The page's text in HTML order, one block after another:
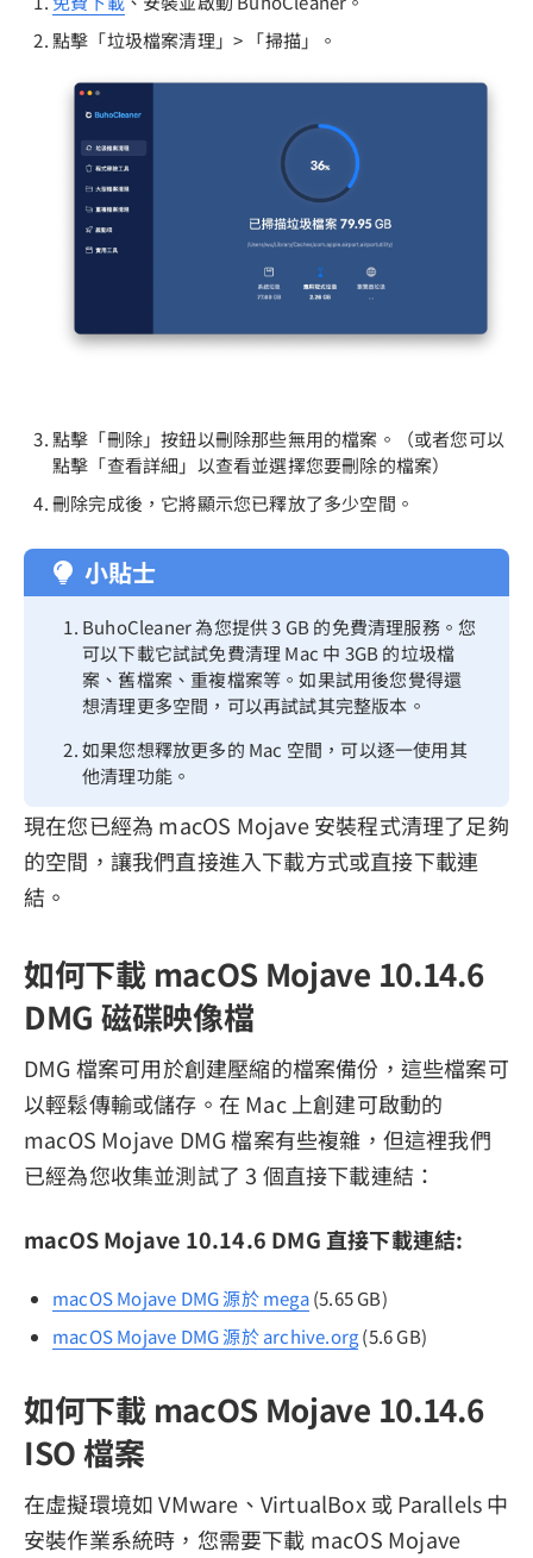
點擊「垃圾檔案清理」> 「掃描」。
點擊「刪除」按鈕以刪除那些無用的檔案。（或者您可以
點擊「查看詳細」以查看並選擇您要刪除的檔案）
刪除完成後，它將顯示您已釋放了多少空間。
小貼士
BuhoCleaner 為您提供 3 GB 的免費清理服務。您
可以下載它試試免費清理 Mac 中 3GB 的垃圾檔
案、舊檔案、重複檔案等。如果試用後您覺得還
想清理更多空間，可以再試試其完整版本。
如果您想釋放更多的 Mac 空間，可以逐一使用其
他清理功能。
現在您已經為 macOS Mojave 安裝程式清理了足夠
的空間，讓我們直接進入下載方式或直接下載連
結。
如何下載 macOS Mojave 10.14.6
DMG 磁碟映像檔
DMG 檔案可用於創建壓縮的檔案備份，這些檔案可
以輕鬆傳輸或儲存。在 Mac 上創建可啟動的
macOS Mojave DMG 檔案有些複雜，但這裡我們
已經為您收集並測試了 3 個直接下載連結：
macOS Mojave 10.14.6 DMG 直接下載連結:
macOS Mojave DMG 源於 mega(5.65 GB)
macOS Mojave DMG 源於 archive.org(5.6 GB)
如何下載 macOS Mojave 10.14.6
ISO 檔案
在虛擬環境如 VMware、VirtualBox 或 Parallels 中
安裝作業系統時，您需要下載 macOS Mojave